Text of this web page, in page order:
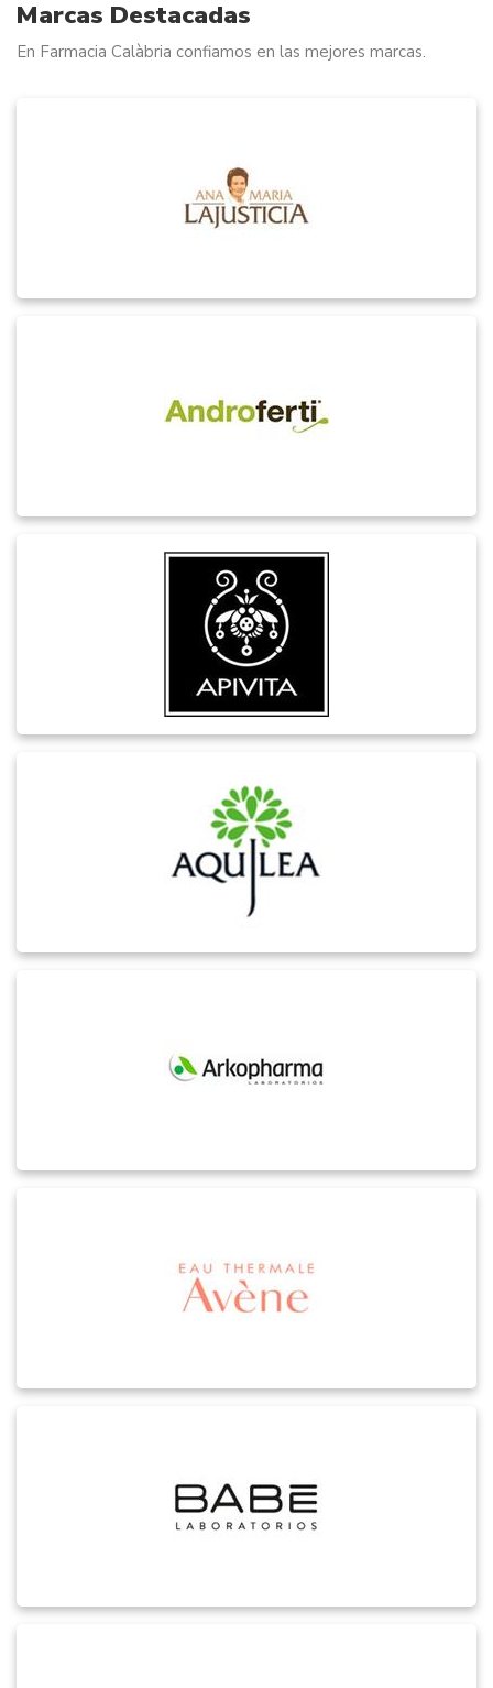
Marcas Destacadas
En Farmacia Calàbria confiamos en las mejores marcas.